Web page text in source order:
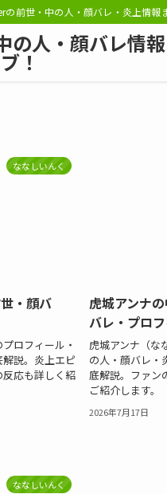
前世・中の人・顔バレ・炎上情報
の人・顔バレ情報
！
ななしいんく
・顔バ
ロフィール・
説。炎上エピ
応も詳しく紹
虎城アンナ
バレ・プロ
虎城アンナ（な
の人・顔バレ・
底解説。ファン
ご紹介します。
2026年7月17日
ななしいんく